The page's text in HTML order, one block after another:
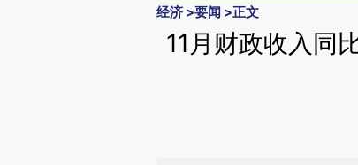
经济 >要闻 >正文
11月财政收入同